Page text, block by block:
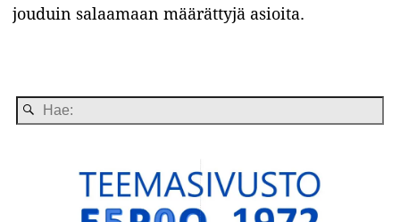
jouduin salaamaan määrättyjä asioita.